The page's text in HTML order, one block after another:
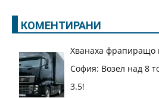
КОМЕНТИРАНИ
Хванаха фрапиращо
София: Возел над 8
3.5!